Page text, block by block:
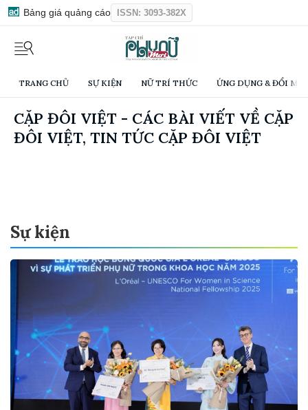
Bảng giá quảng cáo ISSN: 3093-382X
TRANG CHỦ SỰ KIỆN NỮ TRÍ THỨC ỨNG DỤNG & ĐỔI
CẶP ĐÔI VIỆT - CÁC BÀI VIẾT VỀ CẶP
ĐÔI VIỆT, TIN TỨC CẶP ĐÔI VIỆT
Sự kiện